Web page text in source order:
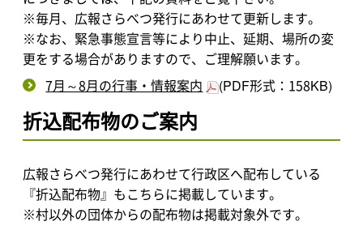
※毎月、広報さらべつ発行にあわせて更新します。
※なお、緊急事態宣言等により中止、延期、場所の変
更をする場合がありますので、ご理解願います。
7月～8月の行事・情報案内
(PDF形式：158KB)
折込配布物のご案内
広報さらべつ発行にあわせて行政区へ配布している
『折込配布物』もこちらに掲載しています。
※村以外の団体からの配布物は掲載対象外です。